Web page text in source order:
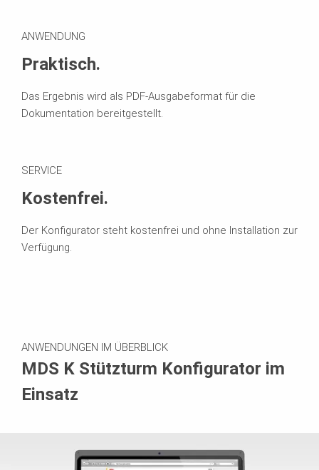
ANWENDUNG
Praktisch.
Das Ergebnis wird als PDF-Ausgabeformat für die
Dokumentation bereitgestellt.
SERVICE
Kostenfrei.
Der Konfigurator steht kostenfrei und ohne Installation zur
Verfügung.
ANWENDUNGEN IM ÜBERBLICK
MDS K Stützturm Konfigurator im
Einsatz